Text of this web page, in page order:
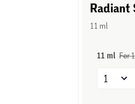
Radiant
11 ml
11 ml Før
1